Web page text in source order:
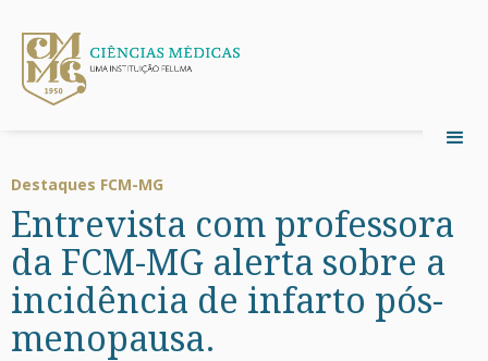
Destaques FCM-MG
Entrevista com professora
da FCM-MG alerta sobre a
incidência de infarto pós-
menopausa.